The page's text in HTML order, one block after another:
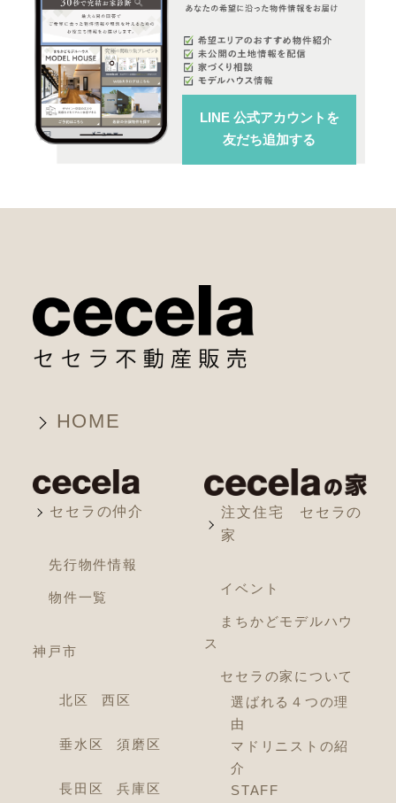
LINE 公式アカウント を
友だち追加する
HOME
セセラの仲介
先行物件情報
物件一覧
神戸市
北区 西区
垂水区 須磨区
長田区 兵庫区
注文住宅 セセラの
家
イベント
まちかどモデルハウ
ス
セセラの家について
選ばれる４つの理
由
マドリニストの紹
介
STAFF